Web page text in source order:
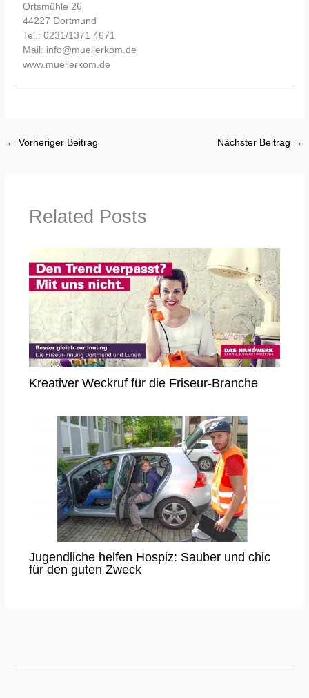
Ortsmühle 26
44227 Dortmund
Tel.: 0231/1371 4671
Mail: info@muellerkom.de
www.muellerkom.de
← Vorheriger Beitrag Nächster Beitrag →
Related Posts
Kreativer Weckruf für die Friseur-Branche
Jugendliche helfen Hospiz: Sauber und chic
für den guten Zweck